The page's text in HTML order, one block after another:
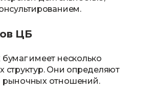
ЦБ
имеет несколько
структур. Они определяют
отношений.